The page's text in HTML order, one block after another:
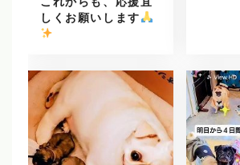
これからも、応援宜
しくお願いします